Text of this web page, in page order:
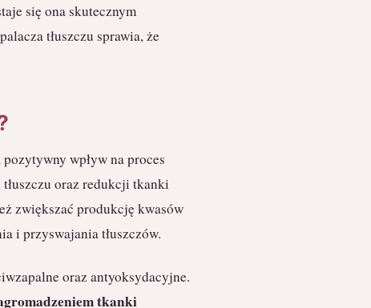
się ona skutecznym
tłuszczu sprawia, że
pozytywny wpływ na proces
oraz redukcji tkanki
zwiększać produkcję kwasów
i przyswajania tłuszczów.
oraz antyoksydacyjne.
tkanki